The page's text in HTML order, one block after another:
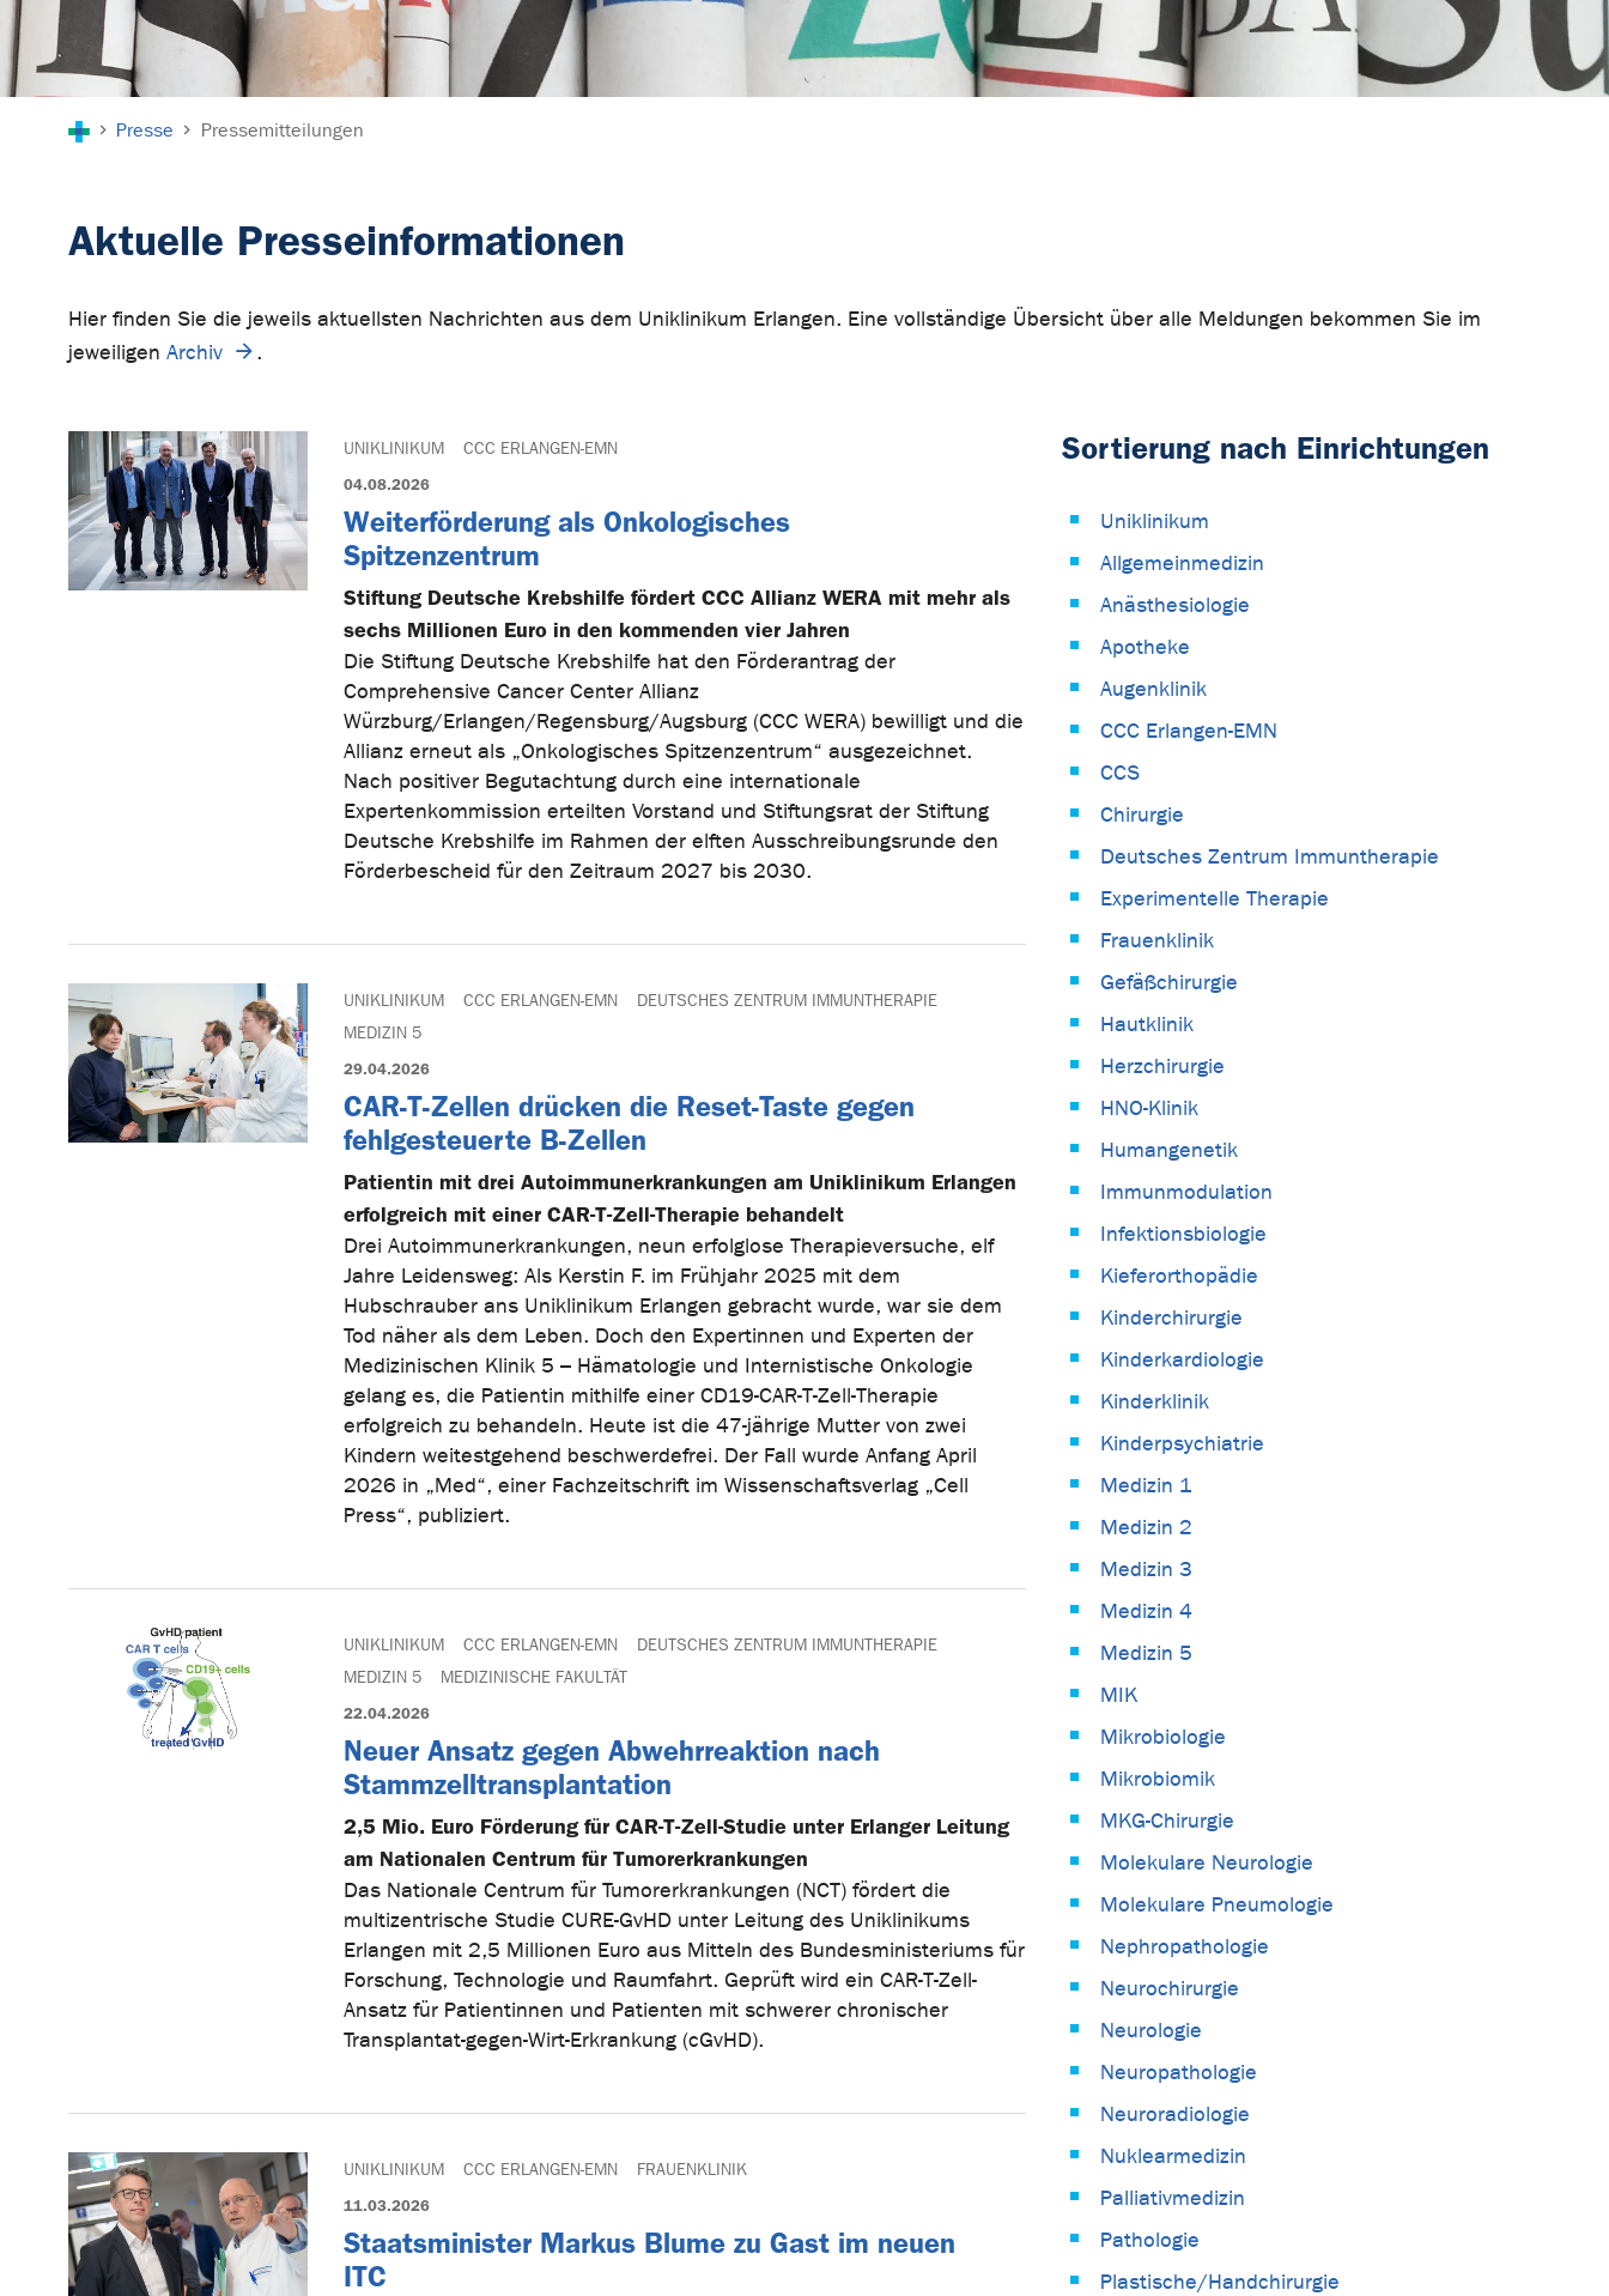
Presse Pressemitteilungen
Aktuelle Presseinformationen
Hier finden Sie die jeweils aktuellsten Nachrichten aus dem Uniklinikum Erlangen. Eine vollständige Übersicht über alle Meldungen bekommen Sie im
jeweiligen Archiv .
UNIKLINIKUM CCC ERLANGEN-EMN
04.08.2026
Weiterförderung als Onkologisches
Spitzenzentrum
Stiftung Deutsche Krebshilfe fördert CCC Allianz WERA mit mehr als
sechs Millionen Euro in den kommenden vier Jahren
Die Stiftung Deutsche Krebshilfe hat den Förderantrag der
Comprehensive Cancer Center Allianz
Würzburg/Erlangen/Regensburg/Augsburg (CCC WERA) bewilligt und die
Allianz erneut als „Onkologisches Spitzenzentrum“ ausgezeichnet.
Nach positiver Begutachtung durch eine internationale
Expertenkommission erteilten Vorstand und Stiftungsrat der Stiftung
Deutsche Krebshilfe im Rahmen der elften Ausschreibungsrunde den
Förderbescheid für den Zeitraum 2027 bis 2030.
UNIKLINIKUM CCC ERLANGEN-EMN
DEUTSCHES ZENTRUM IMMUNTHERAPIE
MEDIZIN 5
29.04.2026
CAR-T-Zellen drücken die Reset-Taste gegen
fehlgesteuerte B-Zellen
Patientin mit drei Autoimmunerkrankungen am Uniklinikum Erlangen
erfolgreich mit einer CAR-T-Zell-Therapie behandelt
Drei Autoimmunerkrankungen, neun erfolglose Therapieversuche, elf
Jahre Leidensweg: Als Kerstin F. im Frühjahr 2025 mit dem
Hubschrauber ans Uniklinikum Erlangen gebracht wurde, war sie dem
Tod näher als dem Leben. Doch den Expertinnen und Experten der
Medizinischen Klinik 5 – Hämatologie und Internistische Onkologie
gelang es, die Patientin mithilfe einer CD19-CAR-T-Zell-Therapie
erfolgreich zu behandeln. Heute ist die 47-jährige Mutter von zwei
Kindern weitestgehend beschwerdefrei. Der Fall wurde Anfang April
2026 in „Med“, einer Fachzeitschrift im Wissenschaftsverlag „Cell
Press“, publiziert.
UNIKLINIKUM CCC ERLANGEN-EMN
DEUTSCHES ZENTRUM IMMUNTHERAPIE
MEDIZIN 5
MEDIZINISCHE FAKULTÄT
22.04.2026
Neuer Ansatz gegen Abwehrreaktion nach
Stammzelltransplantation
2,5 Mio. Euro Förderung für CAR-T-Zell-Studie unter Erlanger Leitung
am Nationalen Centrum für Tumorerkrankungen
Das Nationale Centrum für Tumorerkrankungen (NCT) fördert die
multizentrische Studie CURE-GvHD unter Leitung des Uniklinikums
Erlangen mit 2,5 Millionen Euro aus Mitteln des Bundesministeriums für
Forschung, Technologie und Raumfahrt. Geprüft wird ein CAR-T-Zell-
Ansatz für Patientinnen und Patienten mit schwerer chronischer
Transplantat-gegen-Wirt-Erkrankung (cGvHD).
UNIKLINIKUM CCC ERLANGEN-EMN FRAUENKLINIK
11.03.2026
Staatsminister Markus Blume zu Gast im neuen
ITC
Sortierung nach Einrichtungen
Uniklinikum
Allgemeinmedizin
Anästhesiologie
Apotheke
Augenklinik
CCC Erlangen-EMN
CCS
Chirurgie
Deutsches Zentrum Immuntherapie
Experimentelle Therapie
Frauenklinik
Gefäßchirurgie
Hautklinik
Herzchirurgie
HNO-Klinik
Humangenetik
Immunmodulation
Infektionsbiologie
Kieferorthopädie
Kinderchirurgie
Kinderkardiologie
Kinderklinik
Kinderpsychiatrie
Medizin 1
Medizin 2
Medizin 3
Medizin 4
Medizin 5
MIK
Mikrobiologie
Mikrobiomik
MKG-Chirurgie
Molekulare Neurologie
Molekulare Pneumologie
Nephropathologie
Neurochirurgie
Neurologie
Neuropathologie
Neuroradiologie
Nuklearmedizin
Palliativmedizin
Pathologie
Plastische/Handchirurgie